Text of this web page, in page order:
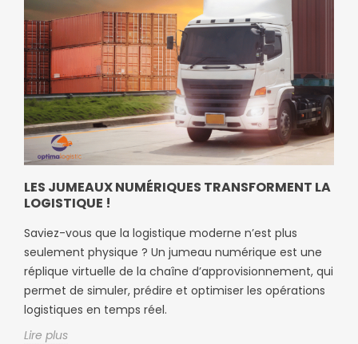
LES JUMEAUX NUMÉRIQUES TRANSFORMENT LA
LOGISTIQUE !
Saviez-vous que la logistique moderne n’est plus
seulement physique ? Un jumeau numérique est une
réplique virtuelle de la chaîne d’approvisionnement, qui
permet de simuler, prédire et optimiser les opérations
logistiques en temps réel.
Lire plus